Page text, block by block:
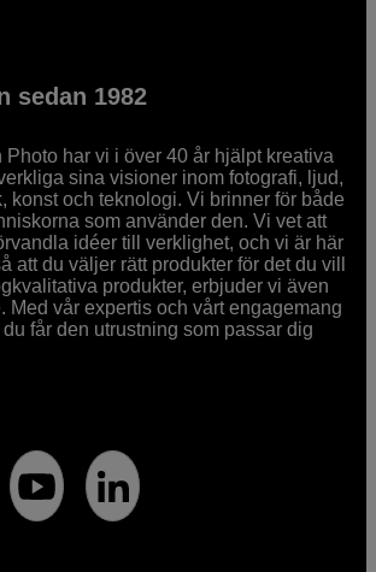
sedan 1982
Photo har vi i över 40 år hjälpt kreativa
sina visioner inom fotografi, ljud,
konst och teknologi. Vi brinner för både
som använder den. Vi vet att
idéer till verklighet, och vi är här
att du väljer rätt produkter för det du vill
produkter, erbjuder vi även
Med vår expertis och vårt engagemang
får den utrustning som passar dig